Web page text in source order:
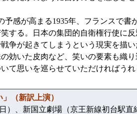
感が高まる1935年、フランスで書
する。日本の集団的自衛権行使に
争が起きてしまうという現実を描
効いた皮肉など、笑いの要素も織
て思いを巡らせていただければうれ
（新訳上演）
）、新国立劇場（京王新線初台駅直